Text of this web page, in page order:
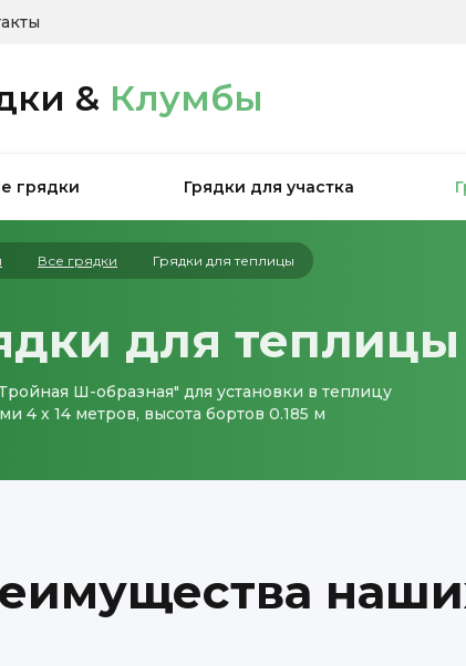
& Клумбы
грядки Грядки для участка
Все грядки Грядки для теплицы
для теплицы
Ш-образная" для установки в теплицу
4 х 14 метров, высота бортов 0.185 м